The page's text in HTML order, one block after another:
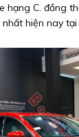
hạng C. đồng
hiện nay tại